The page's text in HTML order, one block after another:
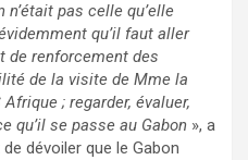
pas celle qu’elle
qu’il faut aller
de renforcement des
de la visite de Mme la
; regarder, évaluer,
qu’il se passe au Gabon », a
dévoiler que le Gabon